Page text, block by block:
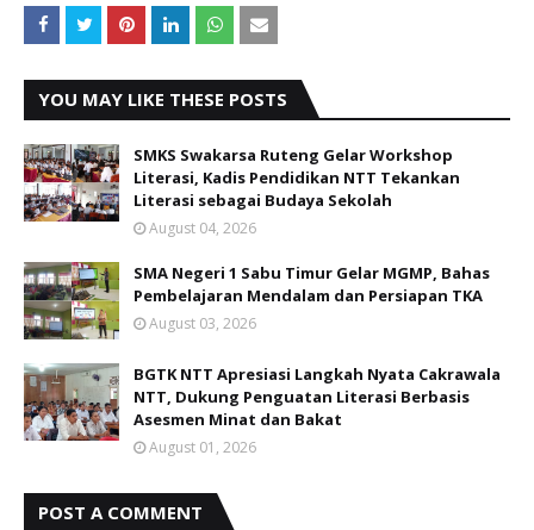
YOU MAY LIKE THESE POSTS
SMKS Swakarsa Ruteng Gelar Workshop
Literasi, Kadis Pendidikan NTT Tekankan
Literasi sebagai Budaya Sekolah
August 04, 2026
SMA Negeri 1 Sabu Timur Gelar MGMP, Bahas
Pembelajaran Mendalam dan Persiapan TKA
August 03, 2026
BGTK NTT Apresiasi Langkah Nyata Cakrawala
NTT, Dukung Penguatan Literasi Berbasis
Asesmen Minat dan Bakat
August 01, 2026
POST A COMMENT